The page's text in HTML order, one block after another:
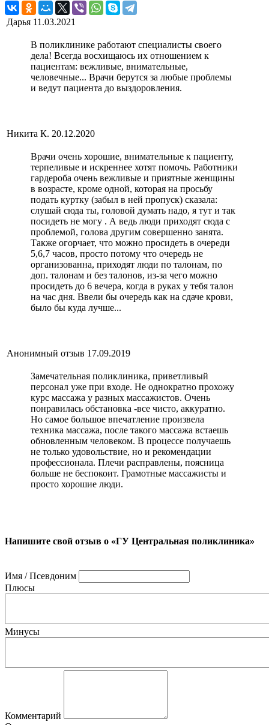
Дарья 11.03.2021
В поликлинике работают специалисты своего
дела! Всегда восхищаюсь их отношением к
пациентам: вежливые, внимательные,
человечные... Врачи берутся за любые проблемы
и ведут пациента до выздоровления.
Никита К. 20.12.2020
Врачи очень хорошие, внимательные к пациенту,
терпеливые и искреннее хотят помочь. Работники
гардероба очень вежливые и приятные женщины
в возрасте, кроме одной, которая на просьбу
подать куртку (забыл в ней пропуск) сказала:
слушай сюда ты, головой думать надо, я тут и так
посидеть не могу . А ведь люди приходят сюда с
проблемой, голова другим совершенно занята.
Также огорчает, что можно просидеть в очереди
5,6,7 часов, просто потому что очередь не
организованна, приходят люди по талонам, по
доп. талонам и без талонов, из-за чего можно
просидеть до 6 вечера, когда в руках у тебя талон
на час дня. Ввели бы очередь как на сдаче крови,
было бы куда лучше...
Анонимный отзыв 17.09.2019
Замечательная поликлиника, приветливый
персонал уже при входе. Не однократно прохожу
курс массажа у разных массажистов. Очень
понравилась обстановка -все чисто, аккуратно.
Но самое большое впечатление произвела
техника массажа, после такого массажа встаешь
обновленным человеком. В процессе получаешь
не только удовольствие, но и рекомендации
профессионала. Плечи расправлены, поясница
больше не беспокоит. Грамотные массажисты и
просто хорошие люди.
Напишите свой отзыв о «ГУ Центральная поликлиника»
Имя / Псевдоним
Плюсы
Минусы
Комментарий